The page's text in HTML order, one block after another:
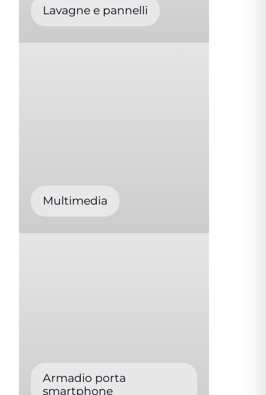
Lavagne e pannelli
Multimedia
Armadio porta
smartphone